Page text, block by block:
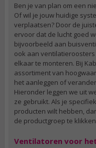
Ben je van plan om een
Of wil je jouw huidige
verplaatsen? Door de
ervoor dat de lucht goed
bijvoorbeeld aan
ook aan
elkaar te monteren. Bij
assortiment van
het aanleggen of
Hieronder leggen we uit
ze gebruikt. Als je
producten wilt hebben,
de productgroep te
Ventilatoren voor